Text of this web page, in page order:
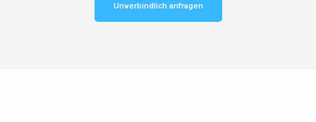
Unverbindlich anfragen